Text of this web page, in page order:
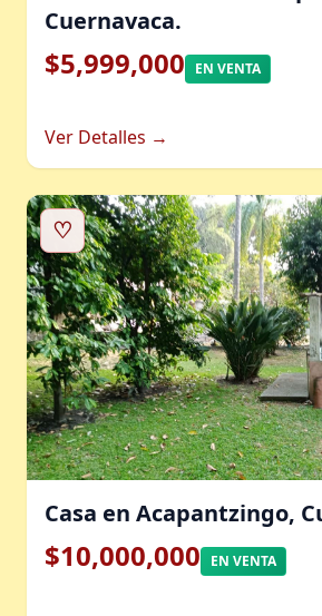
Cuernavaca.
$5,999,000 EN VENTA
Ver Detalles →
♡
Casa en Acapantzingo,
$10,000,000 EN VENTA